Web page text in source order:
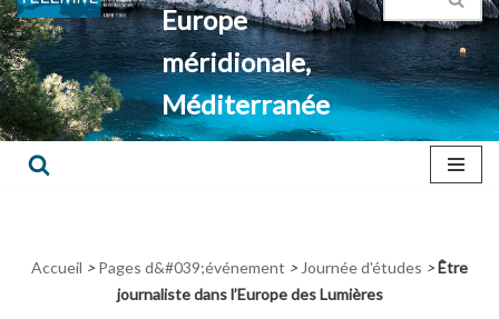
Europe
méridionale,
Méditerranée
Accueil > Pages d&#039;événement > Journée d'études >Être
journaliste dans l’Europe des Lumières